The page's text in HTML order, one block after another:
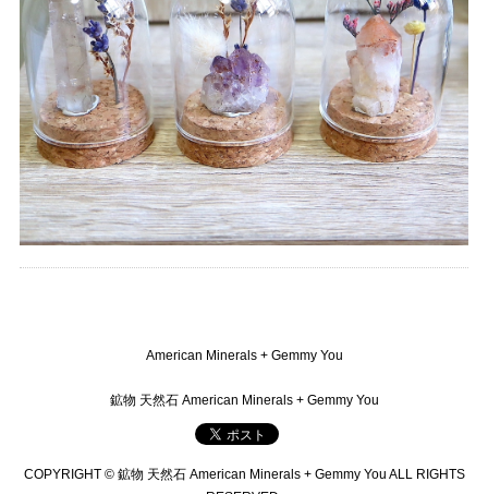
American Minerals + Gemmy You
鉱物 天然石 American Minerals + Gemmy You
COPYRIGHT © 鉱物 天然石 American Minerals + Gemmy You ALL RIGHTS